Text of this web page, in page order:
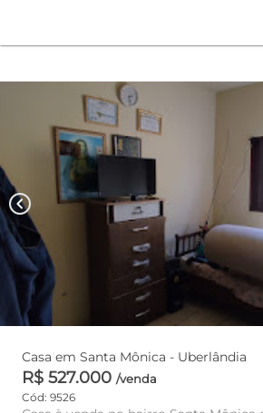
chevron_left
Casa em Santa Mônica - Uberlândia
R$ 527.000 /venda
Cód: 9526